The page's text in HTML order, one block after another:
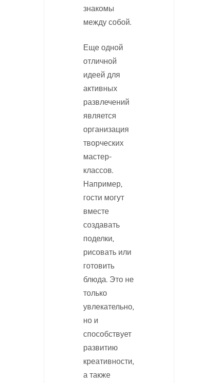
знакомы
между собой.
Еще одной
отличной
идеей для
активных
развлечений
является
организация
творческих
мастер-
классов.
Например,
гости могут
вместе
создавать
поделки,
рисовать или
готовить
блюда. Это не
только
увлекательно,
но и
способствует
развитию
креативности,
а также